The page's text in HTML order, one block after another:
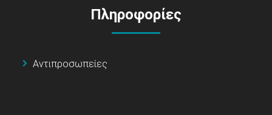
Πληροφορίες
Αντιπροσωπείες